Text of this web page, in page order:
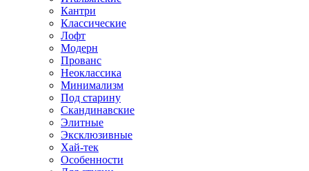
Кантри
Классические
Лофт
Модерн
Прованс
Неоклассика
Минимализм
Под старину
Скандинавские
Элитные
Эксклюзивные
Хай-тек
Особенности